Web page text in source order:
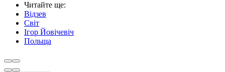
Читайте ще:
Відзев
Світ
Ігор Йовічевіч
Польща